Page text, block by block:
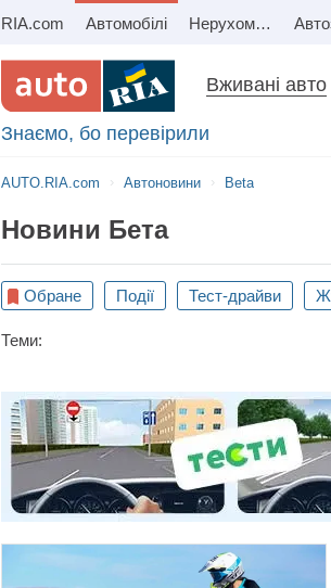
RIA.com Автомобілі Нерухомість
Вживані авто
Знаємо, бо перевірили
AUTO.RIA.com Автоновини Beta
Новини Бета
Обране Події Тест-драйви
Теми: